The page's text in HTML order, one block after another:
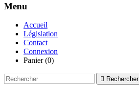
Menu
Accueil
Législation
Contact
Connexion
Panier (0)
 Rechercher